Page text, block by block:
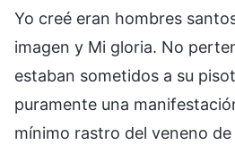
Yo creé eran hombres
imagen y Mi gloria. No
estaban sometidos a su
puramente una
mínimo rastro del veneno